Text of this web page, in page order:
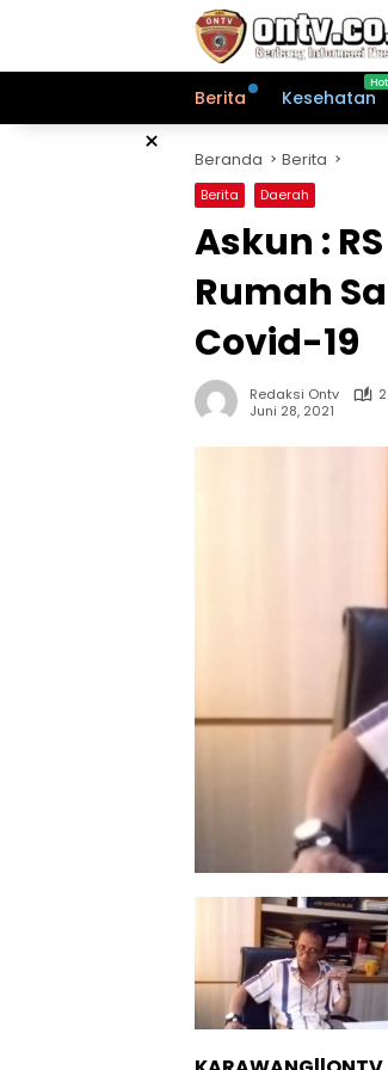
Berita Kesehatan
× Beranda Berita
Berita Daerah
Askun :
Rumah
Covid-19
Redaksi Ontv
Juni 28, 2021